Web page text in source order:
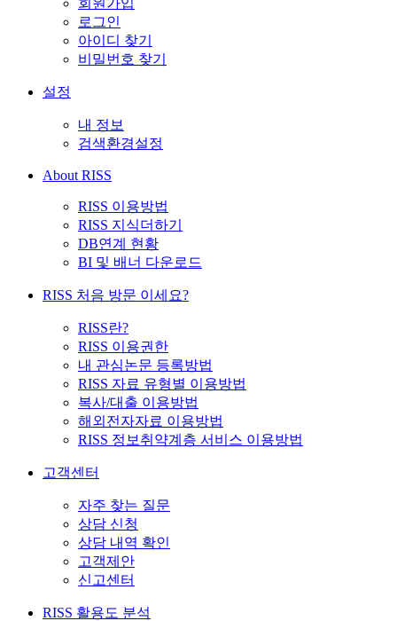
회원가입
로그인
아이디 찾기
비밀번호 찾기
설정
내 정보
검색환경설정
About RISS
RISS 이용방법
RISS 지식더하기
DB연계 현황
BI 및 배너 다운로드
RISS 처음 방문 이세요?
RISS란?
RISS 이용권한
내 관심논문 등록방법
RISS 자료 유형별 이용방법
복사/대출 이용방법
해외전자자료 이용방법
RISS 정보취약계층 서비스 이용방법
고객센터
자주 찾는 질문
상담 신청
상담 내역 확인
고객제안
신고센터
RISS 활용도 분석